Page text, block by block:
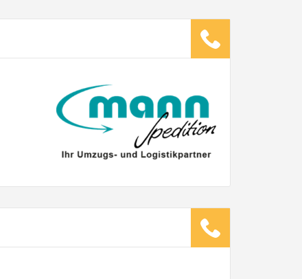
Stunden
Gesamt-Arbeitszeit
Stunden